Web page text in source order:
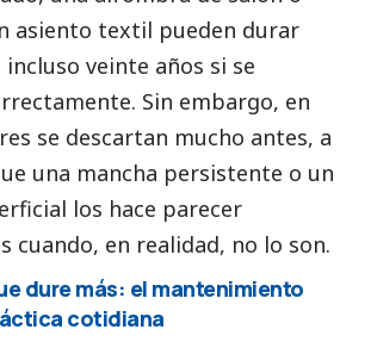
asiento textil pueden durar
veinte años si se
Sin embargo, en
se descartan mucho antes, a
una mancha persistente o un
los hace parecer
cuando, en realidad, no lo son.
dure más: el mantenimiento
cotidiana